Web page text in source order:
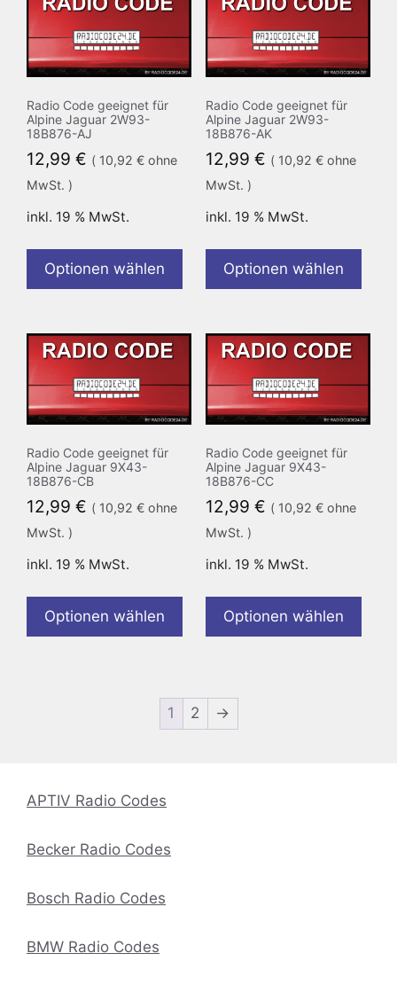
Radio Code geeignet für
Alpine Jaguar 2W93-
18B876-AJ
12,99 € ( 10,92 € ohne
MwSt. )
inkl. 19 % MwSt.
Optionen wählen
Radio Code geeignet für
Alpine Jaguar 2W93-
18B876-AK
12,99 € ( 10,92 €ohne
MwSt. )
inkl. 19 % MwSt.
Optionen wählen
Radio Code geeignet für
Alpine Jaguar 9X43-
18B876-CB
12,99 € ( 10,92 € ohne
MwSt. )
inkl. 19 % MwSt.
Optionen wählen
Radio Code geeignet für
Alpine Jaguar 9X43-
18B876-CC
12,99 € ( 10,92 €ohne
MwSt. )
inkl. 19 % MwSt.
Optionen wählen
1 2 →
APTIV Radio Codes
Becker Radio Codes
Bosch Radio Codes
BMW Radio Codes